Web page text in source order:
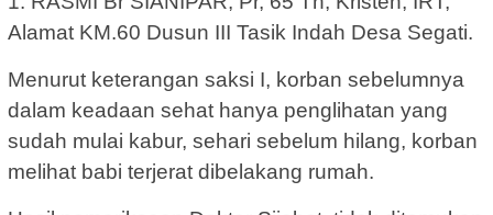
Alamat KM.60 Dusun III Tasik Indah Desa Segati.
Menurut keterangan saksi I, korban sebelumnya
dalam keadaan sehat hanya penglihatan yang
sudah mulai kabur, sehari sebelum hilang, korban
melihat babi terjerat dibelakang rumah.